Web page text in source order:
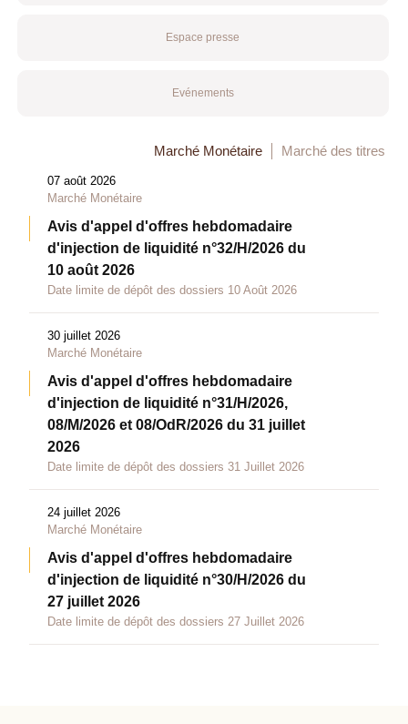
Espace presse
Evénements
Marché Monétaire Marché des titres
07 août 2026
Marché Monétaire
Avis d'appel d'offres hebdomadaire
d'injection de liquidité n°32/H/2026 du
10 août 2026
Date limite de dépôt des dossiers 10 Août 2026
30 juillet 2026
Marché Monétaire
Avis d'appel d'offres hebdomadaire
d'injection de liquidité n°31/H/2026,
08/M/2026 et 08/OdR/2026 du 31 juillet
2026
Date limite de dépôt des dossiers 31 Juillet 2026
24 juillet 2026
Marché Monétaire
Avis d'appel d'offres hebdomadaire
d'injection de liquidité n°30/H/2026 du
27 juillet 2026
Date limite de dépôt des dossiers 27 Juillet 2026